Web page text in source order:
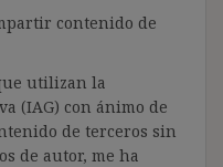
contenido de
utilizan la
(IAG) con ánimo de
de terceros sin
de autor, me ha